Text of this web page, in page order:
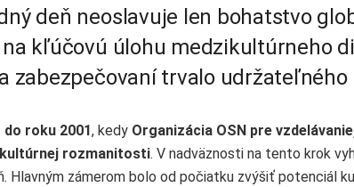
deň neoslavuje len bohatstvo
kľúčovú úlohu medzikultúrneho
zabezpečovaní trvalo udržateľného
do roku 2001, kedy Organizácia OSN pre
rozmanitosti. V nadväznosti na tento krok
Hlavným zámerom bolo od počiatku zvýšiť potenciál